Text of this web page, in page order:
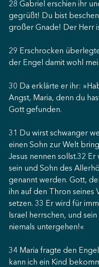
28 Gabriel erschien ihr
gegrüßt! Du bist
großer Gnade! Der Herr
29 Erschrocken
der Engel damit wohl
30 Da erklärte er ihr:
Angst, Maria, denn du
Gott gefunden.
31 Du wirst schwanger
einen Sohn zur Welt
Jesus nennen sollst.32
sein und Sohn des
genannt werden. Gott,
ihn auf den Thron seines
setzen. 33 Er wird für
Israel herrschen, und sein
niemals untergehen!«
34 Maria fragte den
kann ich ein Kind